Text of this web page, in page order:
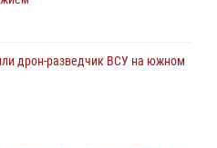
дрон-разведчик ВСУ на южном